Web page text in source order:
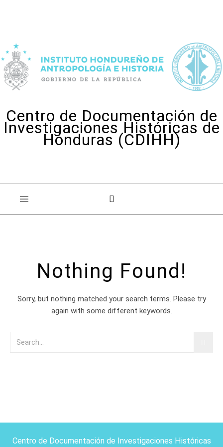
Centro de Documentación de
Investigaciones Históricas de
Honduras (CDIHH)
Nothing Found!
Sorry, but nothing matched your search terms. Please try
again with some different keywords.
Centro de Documentación de Investigaciones Históricas